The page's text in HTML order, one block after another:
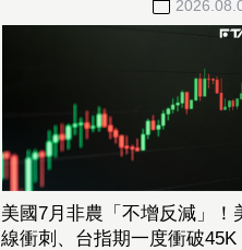
美國7月非農「不增反減」！
線衝刺、台指期一度衝破45K